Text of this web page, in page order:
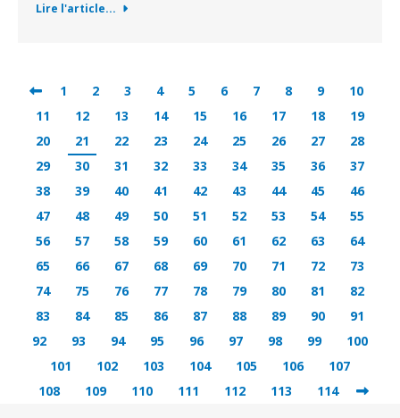
Lire l'article...
1 2 3 4 5 6 7 8 9
10
11
12 13 14 15 16 17 18
19
20
21 22 23 24 25 26 27
28
29
30 31 32 33 34 35 36
37
38
39 40 41 42 43 44 45
46
47
48 49 50 51 52 53 54
55
56
57 58 59 60 61 62 63
64
65
66 67 68 69 70 71 72
73
74
75 76 77 78 79 80 81
82
83
84 85 86 87 88 89 90
91
92
93 94 95 96 97 98 99
100
101
102 103 104 105 106
107
108
109 110 111 112 113 114